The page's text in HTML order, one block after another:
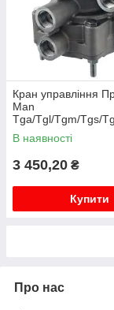
Кран управління
Man
Tga/Tgl/Tgm/Tgs/
M2000/L2000/F90/
В наявності
3 450,20 ₴
Купити
Про нас